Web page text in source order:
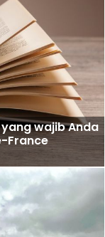
wajib Anda
France